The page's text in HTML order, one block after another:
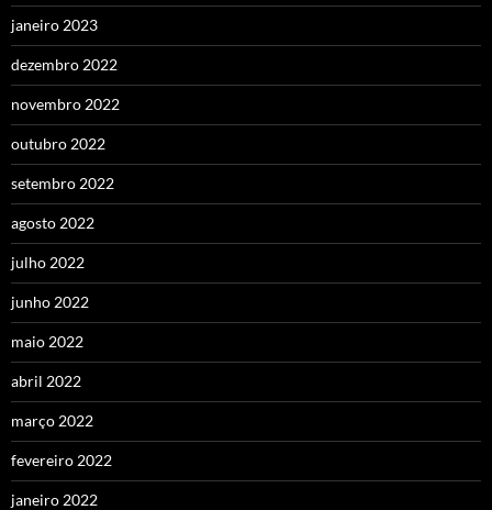
janeiro 2023
dezembro 2022
novembro 2022
outubro 2022
setembro 2022
agosto 2022
julho 2022
junho 2022
maio 2022
abril 2022
março 2022
fevereiro 2022
janeiro 2022